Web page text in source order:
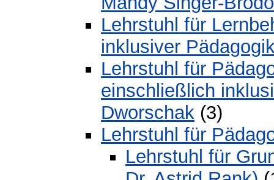
Lehrstuhl für
inklusiver
Lehrstuhl für
einschließlich
Dworschak (3)
Lehrstuhl für
Lehrstuhl für